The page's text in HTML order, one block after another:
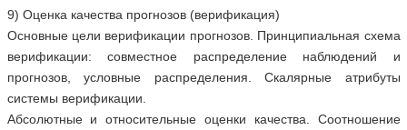
9) Оценка качества прогнозов (верификация)
Основные цели верификации прогнозов. Принципиальная схема
верификации: совместное распределение наблюдений и
прогнозов, условные распределения. Скалярные атрибуты
системы верификации.
Абсолютные и относительные оценки качества. Соотношение